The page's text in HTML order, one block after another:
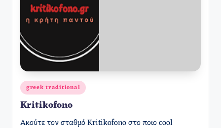
Αναρτήθηκε
σε
greek traditional
Kritikofono
Ακούτε τον σταθμό Kritikofono στο ποιο cool